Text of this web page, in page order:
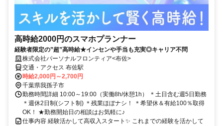
高時給2000円のスマホプランナー
経験者限定の”超”高時給★インセンや手当も充実◎キャリア不問
株式会社パーソナルフロンティア<布佐>
交通・アクセス 布佐駅
時給2,000円～2,700円
千葉県我孫子市
勤務時間詳細 10:00～19:00（実働8h/休憩1h） ＊土日含む週5日勤務
＊週休2日制(シフト制) ＊残業ほぼナシ！ ＊希望休＆有給100％取得
OK！ ★勤務開始日の相談はお気軽に♪
仕事内容 経験活かして高収入スタート✨ これまでの経験を活かして